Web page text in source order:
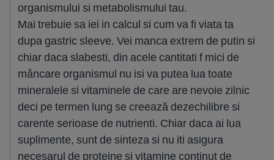
organismului si metabolismului tau.
Mai trebuie sa iei in calcul si cum va fi viata ta
dupa gastric sleeve. Vei manca extrem de putin si
chiar daca slabesti, din acele cantitati f mici de
mâncare organismul nu isi va putea lua toate
mineralele si vitaminele de care are nevoie zilnic
deci pe termen lung se creează dezechilibre si
carente serioase de nutrienti. Chiar daca ai lua
suplimente, sunt de sinteza si nu iti asigura
necesarul de proteine si vitamine continut de